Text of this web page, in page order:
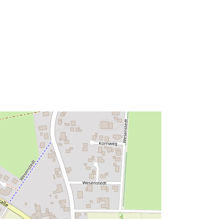
http://data.europa.eu/88u/dataset/30
c4cd8d-6414-4d3d-9659-
7639674def43